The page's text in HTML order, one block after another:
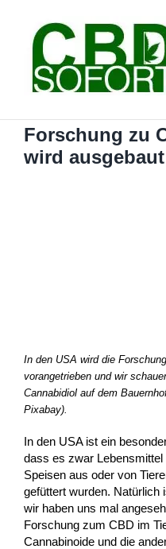
springen
Forschung zu
wird ausgebaut
In den USA wird die
vorangetrieben und wir
Cannabidiol auf dem
Pixabay).
In den USA ist ein
dass es zwar
Speisen aus oder von
gefüttert wurden. Natürlich
wir haben uns mal
Forschung zum CBD im
Cannabinoide und die